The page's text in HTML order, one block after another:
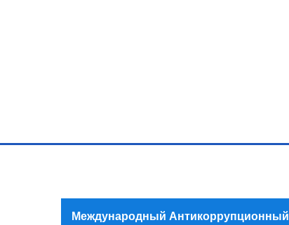
Международный Антикоррупционный